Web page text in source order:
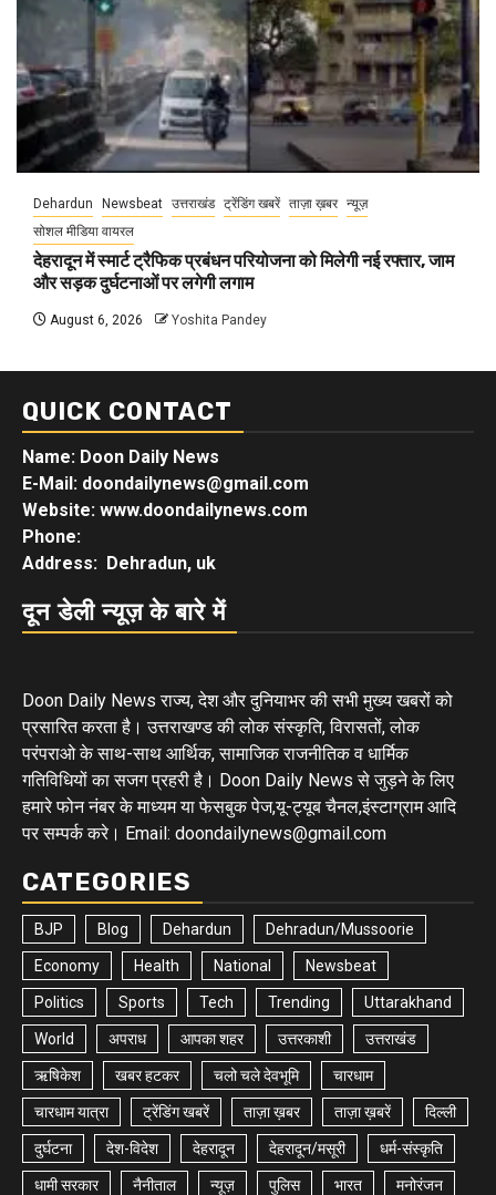
Dehardun Newsbeat उत्तराखंड ट्रेंडिंग खबरें ताज़ा ख़बर न्यूज़
सोशल मीडिया वायरल
देहरादून में स्मार्ट ट्रैफिक प्रबंधन परियोजना को मिलेगी नई रफ्तार, जाम
और सड़क दुर्घटनाओं पर लगेगी लगाम
August 6, 2026 Yoshita Pandey
QUICK CONTACT
Name: Doon Daily News
E-Mail: doondailynews@gmail.com
Website: www.doondailynews.com
Phone:
Address: Dehradun, uk
दून डेली न्यूज़ के बारे में
Doon Daily News राज्य, देश और दुनियाभर की सभी मुख्य खबरों को
प्रसारित करता है। उत्तराखण्ड की लोक संस्कृति, विरासतों, लोक
परंपराओ के साथ-साथ आर्थिक, सामाजिक राजनीतिक व धार्मिक
गतिविधियों का सजग प्रहरी है। Doon Daily News से जुड़ने के लिए
हमारे फोन नंबर के माध्यम या फेसबुक पेज,यू-ट्यूब चैनल,इंस्टाग्राम आदि
पर सम्पर्क करे। Email: doondailynews@gmail.com
CATEGORIES
BJP Blog Dehardun Dehradun/Mussoorie
Economy Health National Newsbeat
Politics Sports Tech Trending Uttarakhand
World अपराध आपका शहर उत्तरकाशी उत्तराखंड
ऋषिकेश खबर हटकर चलो चले देवभूमि चारधाम
चारधाम यात्रा ट्रेंडिंग खबरें ताज़ा ख़बर ताज़ा ख़बरें दिल्ली
दुर्घटना देश-विदेश देहरादून देहरादून/मसूरी धर्म-संस्कृति
धामी सरकार नैनीताल न्यूज़ पुलिस भारत मनोरंजन